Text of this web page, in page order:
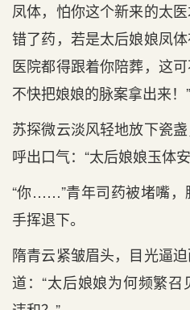
凤体，怕你这个新来的太
错了药，若是太后娘娘凤
医院都得跟着你陪葬，这
不快把娘娘的脉案拿出来！”
苏探微云淡风轻地放下瓷
呼出口气：“太后娘娘玉体
“你……”青年司药被堵嘴，
手挥退下。
隋青云紧皱眉头，目光逼
道：“太后娘娘为何频繁